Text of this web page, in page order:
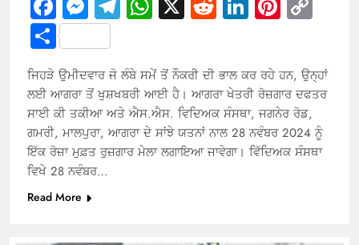
Share
ਜਿਹੜੇ ਉਮੀਦਵਾਰ ਜੋ ਲੰਬੇ ਸਮੇਂ ਤੋਂ ਨੌਕਰੀ ਦੀ ਭਾਲ ਕਰ ਰਹੇ ਹਨ, ਉਨ੍ਹਾਂ
ਲਈ ਆਗਰਾ ਤੋਂ ਖੁਸ਼ਖਬਰੀ ਆਈ ਹੈ। ਆਗਰਾ ਖੇਤਰੀ ਰੋਜ਼ਗਾਰ ਦਫਤਰ
ਸਾਈ ਕੀ ਤਕੀਆ ਅਤੇ ਐਸ.ਐਸ. ਵਿਦਿਅਕ ਸੰਸਥਾ, ਜਗਨੇਰ ਰੋਡ,
ਗਮਰੀ, ਮਾਲਪੁਰਾ, ਆਗਰਾ ਦੇ ਸਾਂਝੇ ਯਤਨਾਂ ਨਾਲ 28 ਨਵੰਬਰ 2024 ਨੂੰ
ਇੱਕ ਰੋਜ਼ਾ ਮੁਫ਼ਤ ਰੁਜ਼ਗਾਰ ਮੇਲਾ ਲਗਾਇਆ ਜਾਵੇਗਾ। ਵਿੱਦਿਅਕ ਸੰਸਥਾ
ਵਿਖੇ 28 ਨਵੰਬਰ…
Read More